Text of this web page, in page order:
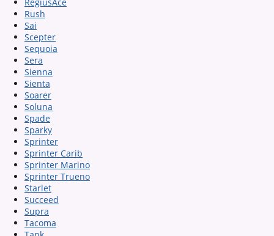
Rush
Sai
Scepter
Sequoia
Sera
Sienna
Sienta
Soarer
Soluna
Spade
Sparky
Sprinter
Sprinter Carib
Sprinter Marino
Sprinter Trueno
Starlet
Succeed
Supra
Tacoma